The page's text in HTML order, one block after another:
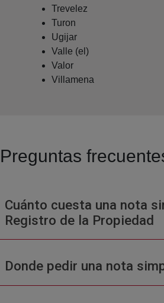
Trevelez
Turon
Ugijar
Valle (el)
Valor
Villamena
Preguntas
Cuánto cuesta una nota
Registro de la Propiedad
Donde pedir una nota